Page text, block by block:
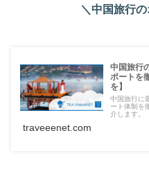
＼中国旅行
中国旅行
ポートを
を】
中国旅行に
ート体制を
介します。
traveeenet.com